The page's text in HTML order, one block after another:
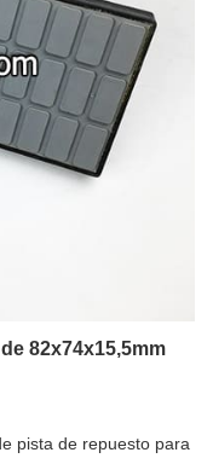
82x74x15,5mm
pista de repuesto para